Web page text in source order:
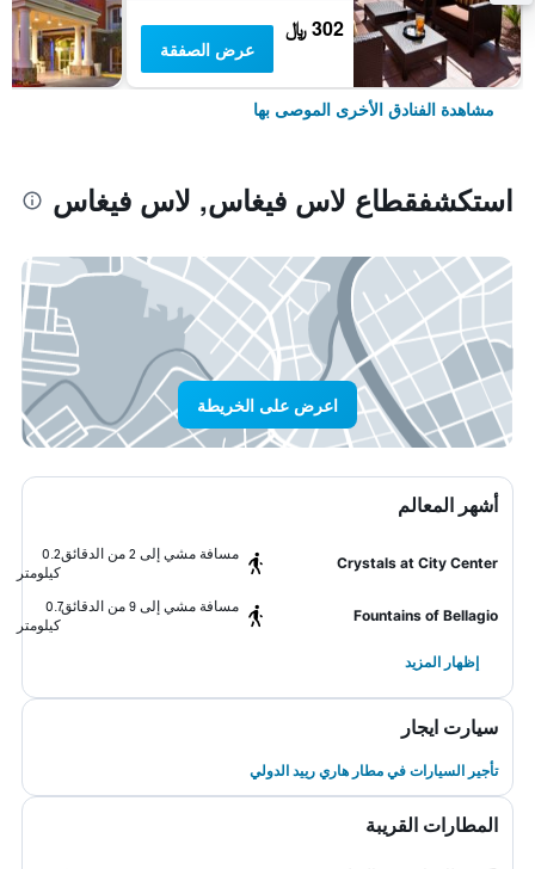
302 ﷼
عرض الصفقة
مشاهدة الفنادق الأخرى الموصى بها
استكشفقطاع لاس فيغاس, لاس فيغاس
اعرض على الخريطة
أشهر المعالم
Crystals at City Center
مسافة مشي إلى 2 من الدقائق
0.2
كيلومتر
Fountains of Bellagio
مسافة مشي إلى 9 من الدقائق
0.7
كيلومتر
إظهار المزيد
سيارت ايجار
تأجير السيارات في مطار هاري رييد الدولي
المطارات القريبة